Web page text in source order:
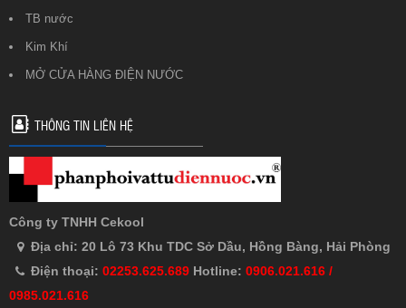
TB nước
Kim Khí
MỞ CỬA HÀNG ĐIỆN NƯỚC
THÔNG TIN LIÊN HỆ
Công ty TNHH Cekool
Địa chỉ: 20 Lô 73 Khu TDC Sở Dầu, Hồng Bàng, Hải Phòng
Điện thoại: 02253.625.689 Hotline: 0906.021.616 /
0985.021.616